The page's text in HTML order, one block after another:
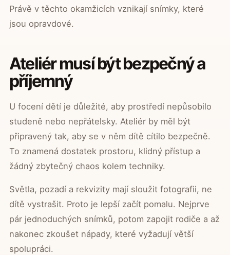
Právě v těchto okamžicích vznikají snímky, které
jsou opravdové.
Ateliér musí být bezpečný a
příjemný
U focení dětí je důležité, aby prostředí nepůsobilo
studeně nebo nepřátelsky. Ateliér by měl být
připravený tak, aby se v něm dítě cítilo bezpečně.
To znamená dostatek prostoru, klidný přístup a
žádný zbytečný chaos kolem techniky.
Světla, pozadí a rekvizity mají sloužit fotografii, ne
dítě vystrašit. Proto je lepší začít pomalu. Nejprve
pár jednoduchých snímků, potom zapojit rodiče a až
nakonec zkoušet nápady, které vyžadují větší
spolupráci.